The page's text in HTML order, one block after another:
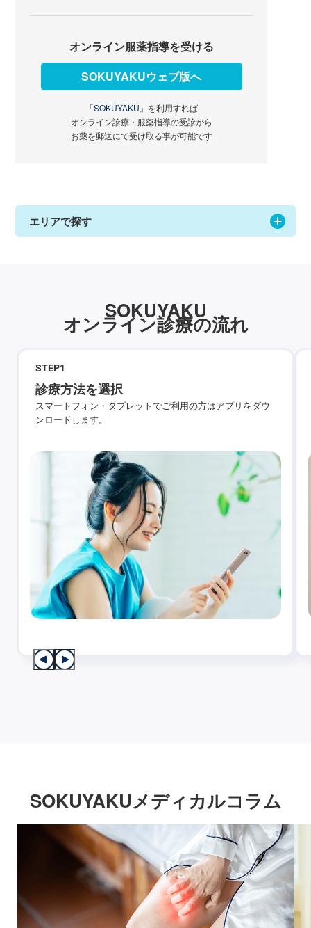
オンライン服薬指導を受ける
SOKUYAKUウェブ版へ
「SOKUYAKU」 を利用すれば
オンライン診療・服薬指導の受診から
お薬を郵送にて受け取る事が可能です
エリアで探す
SOKUYAKU
オンライン診療の流れ
STEP1
診療方法を選択
スマートフォン・タブレットでご利用の方はアプリをダウ
ンロードします。
SOKUYAKUメディカルコラム